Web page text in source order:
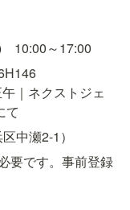
10:00～17:00
｜ネクストジェ
て
中瀬2-1）
要です。事前登録